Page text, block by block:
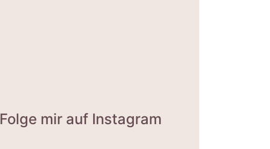
Folge mir auf Instagram